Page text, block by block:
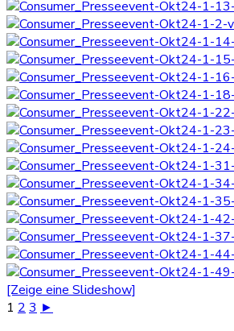
[Zeige eine Slideshow]
1 2 3 ►